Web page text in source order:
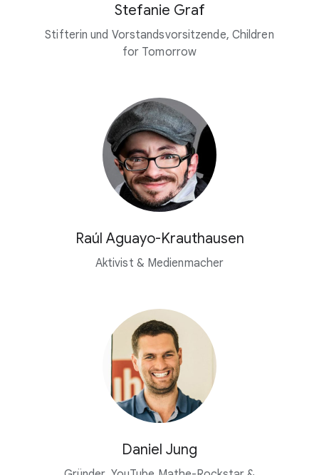
Stefanie Graf
Stifterin und Vorstandsvorsitzende, Children
for Tomorrow
Raúl Aguayo-Krauthausen
Aktivist & Medienmacher
Daniel Jung